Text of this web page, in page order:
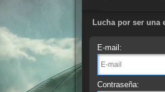
Lucha por ser una
E-mail:
Contraseña: